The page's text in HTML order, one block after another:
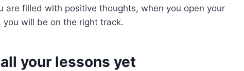
are filled with positive thoughts, when you open your
will be on the right track.
your lessons yet